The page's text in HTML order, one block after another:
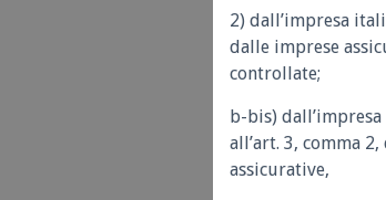
2) dall’impresa
dalle imprese
controllate;
b-bis)
all’art. 3, comma
assicurative,